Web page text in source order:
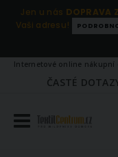
Jen u nás DOPRAVA
Vaši adresu!
Internetové online nákupní
ČASTÉ